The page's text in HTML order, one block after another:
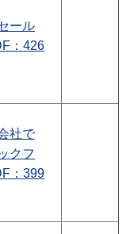
ール
：426
社で
クフ
：399